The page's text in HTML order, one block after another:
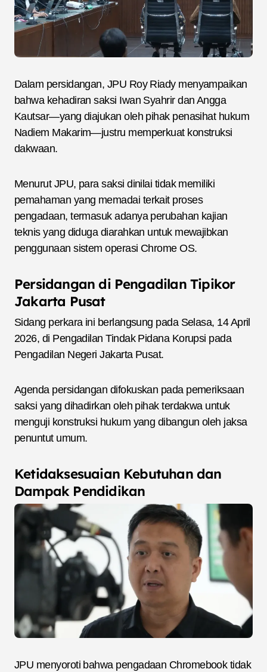
Dalam persidangan, JPU Roy Riady menyampaikan
bahwa kehadiran saksi Iwan Syahrir dan Angga
Kautsar—yang diajukan oleh pihak penasihat hukum
Nadiem Makarim—justru memperkuat konstruksi
dakwaan.
Menurut JPU, para saksi dinilai tidak memiliki
pemahaman yang memadai terkait proses
pengadaan, termasuk adanya perubahan kajian
teknis yang diduga diarahkan untuk mewajibkan
penggunaan sistem operasi Chrome OS.
Persidangan di Pengadilan Tipikor
Jakarta Pusat
Sidang perkara ini berlangsung pada Selasa, 14 April
2026, di Pengadilan Tindak Pidana Korupsi pada
Pengadilan Negeri Jakarta Pusat.
Agenda persidangan difokuskan pada pemeriksaan
saksi yang dihadirkan oleh pihak terdakwa untuk
menguji konstruksi hukum yang dibangun oleh jaksa
penuntut umum.
Ketidaksesuaian Kebutuhan dan
Dampak Pendidikan
JPU menyoroti bahwa pengadaan Chromebook tidak